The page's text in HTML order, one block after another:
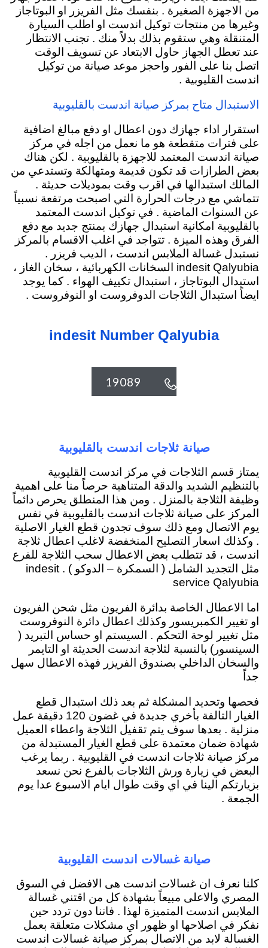
من الاجهزة الصغيرة . بنفسك مثل الفريزر او البوتاجاز
وغيرها من منتجات توكيل اندست او اطلب السيارة
المتنقلة وهي ستقوم بذلك بدلاً منك . تجنب الانتظار
عند تعطل الجهاز حاول الابتعاد عن تسويف الوقت
اتصل بنا على الفور واحجز موعد صيانة من توكيل
اندست القليوبية .
الاستبدال متاح بمركز صيانة اندست بالقليوبية
استقرار اداء جهازك دون اعطال او دفع مبالغ اضافية
على فترات متقطعة هو ما نعمل من اجله في مركز
صيانة اندست المعتمد للاجهزة بالقليوبية . لكن هناك
بعض الطرازات قد تكون قديمة ومتهالكة وتستدعي من
المالك استبدالها في اقرب وقت بموديلات حديثة .
تتماشي مع درجات الحرارة التي اصبحت مرتفعة نسبياً
عن السنوات الماضية . في توكيل اندست المعتمد
بالقليوبية امكانية استبدال جهازك بمنتج جديد مع دفع
الفرق وهذه الميزة . تتواجد في اغلب الاقسام بالمركز
نستبدل غسالة الملابس اندست ، الديب فريزر .
indesit Qalyubia السخانات الكهربائية
، سخان الغاز ،
استبدال البوتاجاز ، استبدال تكييف الهواء . كما يوجد
ايضاً استبدال الثلاجات الدوفروست او النوفروست .
indesit Number Qalyubia

19089
صيانة ثلاجات اندست بالقليوبية
يمتاز قسم الثلاجات في مركز اندست القليوبية
بالتنظيم الشديد والدقة المتناهية حرصاً منا على اهمية
وظيفة الثلاجة بالمنزل . ومن هذا المنطلق يحرص دائماً
المركز على صيانة ثلاجات اندست بالقليوبية في نفس
يوم الاتصال ومع ذلك سوف تجدون قطع الغيار الاصلية
. وكذلك اسعار التصليح المنخفضة لاغلب اعطال ثلاجة
اندست ، قد تتطلب بعض الاعطال سحب الثلاجة للفرع
مثل التجديد الشامل ( السمكرة – الدوكو ) . indesit
service Qalyubia
اما الاعطال الخاصة بدائرة الفريون مثل شحن الفريون
او تغيير الكمبريسور وكذلك اعطال دائرة النوفروست
مثل تغيير لوحة التحكم . السيستم او حساس التبريد (
السينسور) بالنسبة لثلاجة اندست الحديثة او التايمر
والسخان الداخلي بصندوق الفريزر فهذه الاعطال سهل
جداً
فحصها وتحديد المشكلة ثم بعد ذلك استبدال قطع
الغيار التالفة بأخري جديدة في غضون 120 دقيقة عمل
منزلية . بعدها سوف يتم تقفيل الثلاجة واعطاء العميل
شهادة ضمان معتمدة على قطع الغيار المستبدلة من
مركز صيانة ثلاجات اندست في القليوبية . ربما يرغب
البعض في زيارة ورش الثلاجات بالفرع نحن نسعد
بزيارتكم الينا في اي وقت طوال ايام الاسبوع عدا يوم
الجمعة .
صيانة غسالات اندست القليوبية
كلنا نعرف ان غسالات اندست هى الافضل في السوق
المصري والاعلى مبيعاً بشهادة كل من اقتني غسالة
الملابس اندست المتميزة لهذا . فاننا دون تردد حين
نفكر في اصلاحها او ظهور اي مشكلات متعلقة بعمل
الغسالة لابد من الاتصال بمركز صيانة غسالات اندست